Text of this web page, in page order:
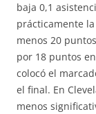
baja 0,1
prácticamente
menos 20
por 18 puntos
colocó el
el final. En
menos